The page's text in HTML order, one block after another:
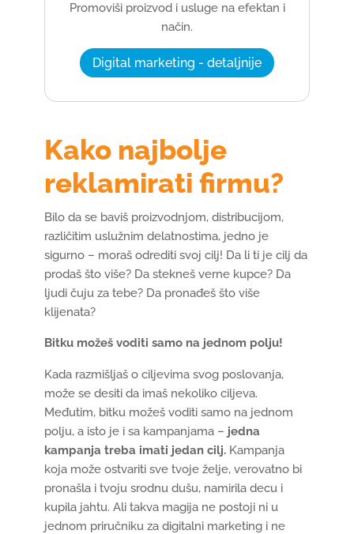
Promoviši proizvod i usluge na efektan i
način.
Digital marketing - detaljnije
Kako najbolje
reklamirati firmu?
Bilo da se baviš proizvodnjom, distribucijom,
različitim uslužnim delatnostima, jedno je
sigurno – moraš odrediti svoj cilj! Da li ti je cilj da
prodaš što više? Da stekneš verne kupce? Da
ljudi čuju za tebe? Da pronađeš što više
klijenata?
Bitku možeš voditi samo na jednom polju!
Kada razmišljaš o ciljevima svog poslovanja,
može se desiti da imaš nekoliko ciljeva.
Međutim, bitku možeš voditi samo na jednom
polju, a isto je i sa kampanjama – jedna
kampanja treba imati jedan cilj. Kampanja
koja može ostvariti sve tvoje želje, verovatno bi
pronašla i tvoju srodnu dušu, namirila decu i
kupila jahtu. Ali takva magija ne postoji ni u
jednom priručniku za digitalni marketing i ne